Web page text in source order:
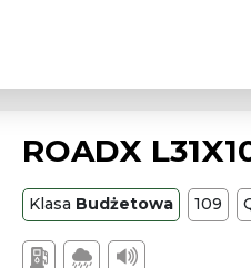
ROADX
Klasa Budżetowa 109